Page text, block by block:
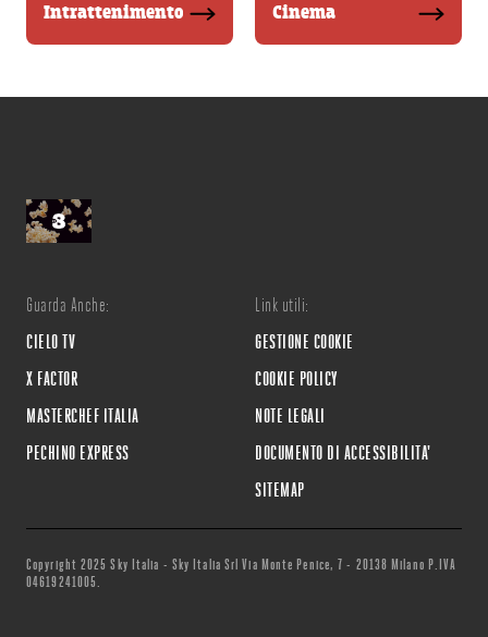
Intrattenimento Cinema
Guarda Anche:
CIELO TV
X FACTOR
MASTERCHEF ITALIA
PECHINO EXPRESS
Link utili:
GESTIONE COOKIE
COOKIE POLICY
NOTE LEGALI
DOCUMENTO DI ACCESSIBILITA'
SITEMAP
Copyright 2025 Sky Italia - Sky Italia Srl Via Monte Penice, 7 - 20138 Milano P.IVA
04619241005.